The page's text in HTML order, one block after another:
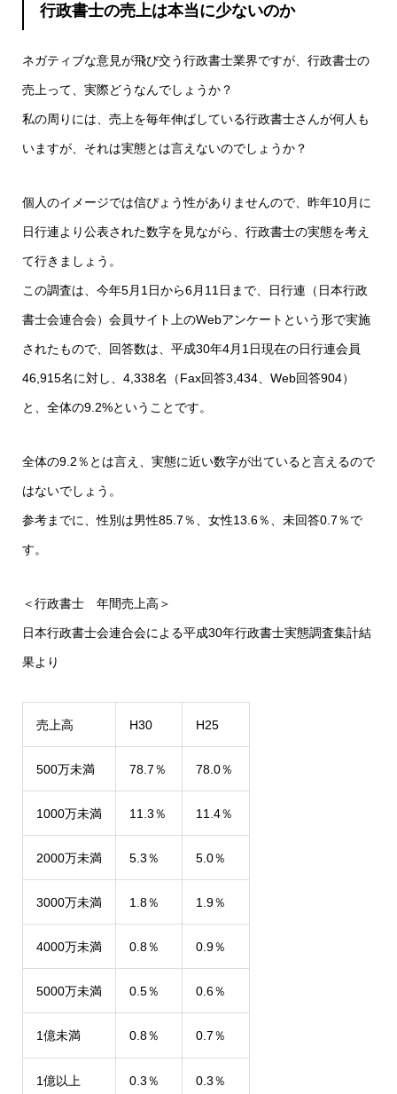
行政書士の売上は本当に少ないのか
ネガティブな意見が飛び交う行政書士業界ですが、行政書士の
売上って、実際どうなんでしょうか？
私の周りには、売上を毎年伸ばしている行政書士さんが何人も
いますが、それは実態とは言えないのでしょうか？
個人のイメージでは信ぴょう性がありませんので、昨年10月に
日行連より公表された数字を見ながら、行政書士の実態を考え
て行きましょう。
この調査は、今年5月1日から6月11日まで、日行連（日本行政
書士会連合会）会員サイト上のWebアンケートという形で実施
されたもので、回答数は、平成30年4月1日現在の日行連会員
46,915名に対し、4,338名（Fax回答3,434、Web回答904）
と、全体の9.2%ということです。
全体の9.2％とは言え、実態に近い数字が出ていると言えるので
はないでしょう。
参考までに、性別は男性85.7％、女性13.6％、未回答0.7％で
す。
＜行政書士 年間売上高＞
日本行政書士会連合会による平成30年行政書士実態調査集計結
果より
売上高 H30 H25
500万未満 78.7％ 78.0％
1000万未満 11.3％ 11.4％
2000万未満 5.3％ 5.0％
3000万未満 1.8％ 1.9％
4000万未満 0.8％ 0.9％
5000万未満 0.5％ 0.6％
1億未満 0.8％ 0.7％
1億以上 0.3％ 0.3％